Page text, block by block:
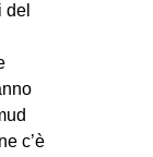
del
c’è